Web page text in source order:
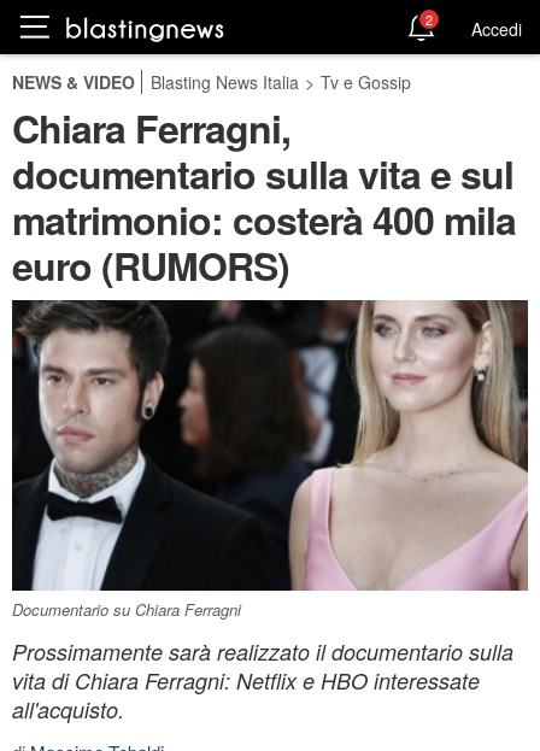
2 Accedi
NEWS & VIDEO Blasting News Italia > Tv e Gossip
Chiara Ferragni,
documentario sulla vita e sul
matrimonio: costerà 400 mila
euro (RUMORS)
Documentario su Chiara Ferragni
Prossimamente sarà realizzato il documentario sulla
vita di Chiara Ferragni: Netflix e HBO interessate
all'acquisto.